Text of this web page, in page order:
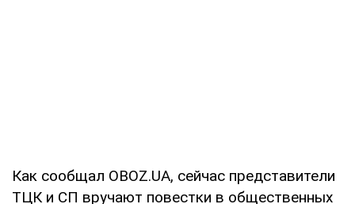
Как сообщал OBOZ.UA, сейчас представители
ТЦК и СП вручают повестки в общественных